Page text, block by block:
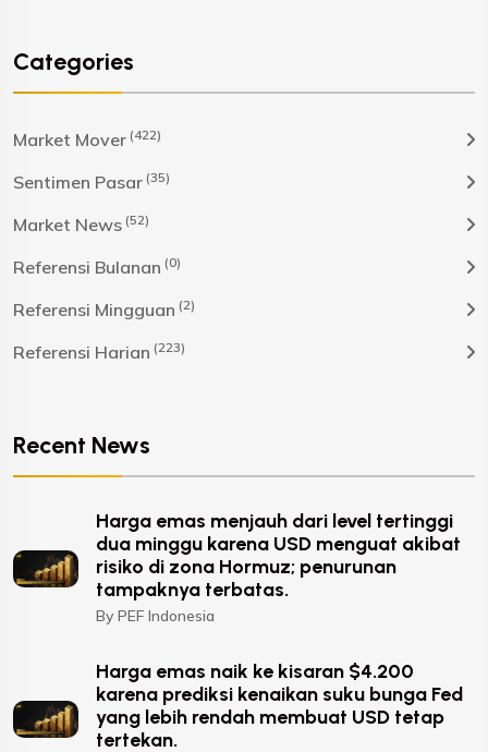
Categories
Market Mover (422)
Sentimen Pasar (35)
Market News (52)
Referensi Bulanan (0)
Referensi Mingguan (2)
Referensi Harian (223)
Recent News
Harga emas menjauh dari level tertinggi
dua minggu karena USD menguat akibat
risiko di zona Hormuz; penurunan
tampaknya terbatas.
By PEF Indonesia
Harga emas naik ke kisaran $4.200
karena prediksi kenaikan suku bunga Fed
yang lebih rendah membuat USD tetap
tertekan.